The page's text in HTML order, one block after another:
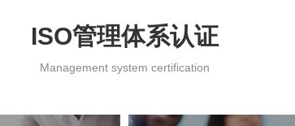
ISO管理体系认证
Management system certification